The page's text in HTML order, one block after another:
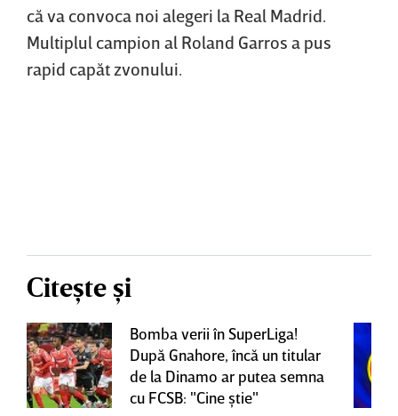
că va convoca noi alegeri la Real Madrid.
Multiplul campion al Roland Garros a pus
rapid capăt zvonului.
Citește și
Bomba verii în SuperLiga!
După Gnahore, încă un titular
de la Dinamo ar putea semna
cu FCSB: "Cine ştie"